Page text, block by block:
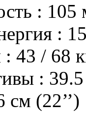
: 105
:
: 43 / 68
:
см (22’’)